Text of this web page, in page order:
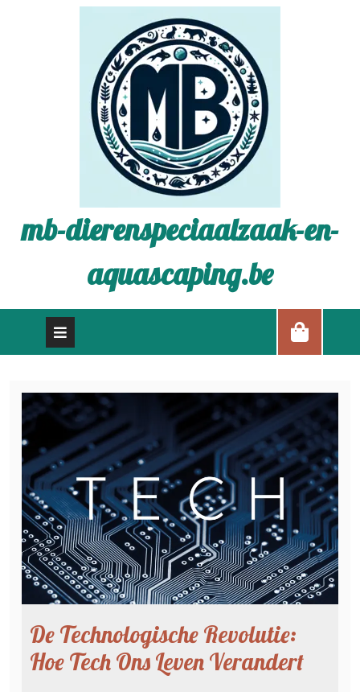
mb-dierenspeciaalzaak-en-
aquascaping.be
De Technologische Revolutie:
Hoe Tech Ons Leven Verandert